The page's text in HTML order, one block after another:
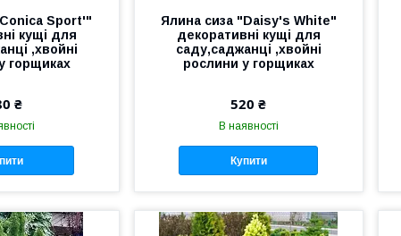
Sport'"
кущі для
,хвойні
горщиках
₴
Ялина сиза "Daisy's White"
декоративні кущі для
саду,саджанці ,хвойні
рослини у горщиках
520 ₴
В наявності
Купити